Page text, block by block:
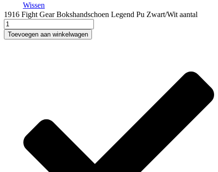
Wissen
1916 Fight Gear Bokshandschoen Legend Pu Zwart/Wit aantal
Toevoegen aan winkelwagen